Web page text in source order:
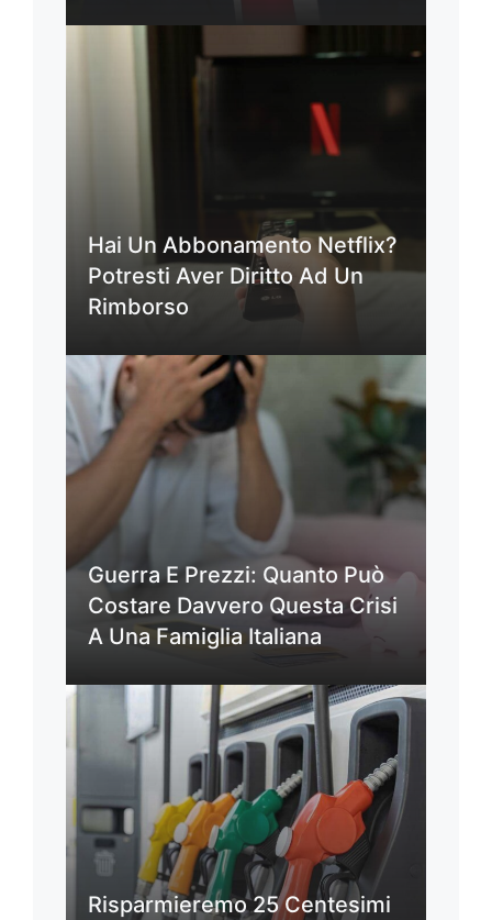
Hai Un Abbonamento Netflix?
Potresti Aver Diritto Ad Un
Rimborso
Guerra E Prezzi: Quanto Può
Costare Davvero Questa Crisi
A Una Famiglia Italiana
Risparmieremo 25 Centesimi